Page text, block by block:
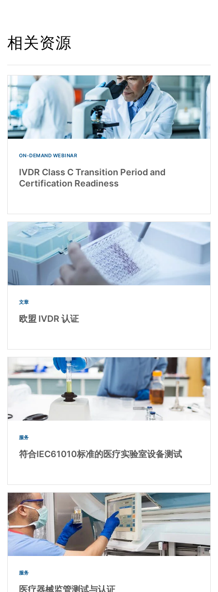
相关资源
ON-DEMAND WEBINAR
IVDR Class C Transition Period and
Certification Readiness
文章
欧盟 IVDR 认证
服务
符合IEC61010标准的医疗实验室设备测试
服务
医疗器械监管测试与认证